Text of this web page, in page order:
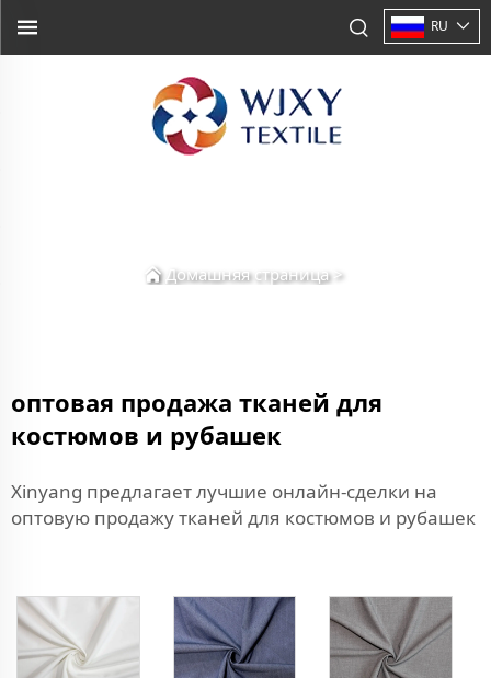
RU
Домашняя страница>
оптовая продажа тканей для
костюмов и рубашек
Xinyang предлагает лучшие онлайн-сделки на
оптовую продажу тканей для костюмов и рубашек